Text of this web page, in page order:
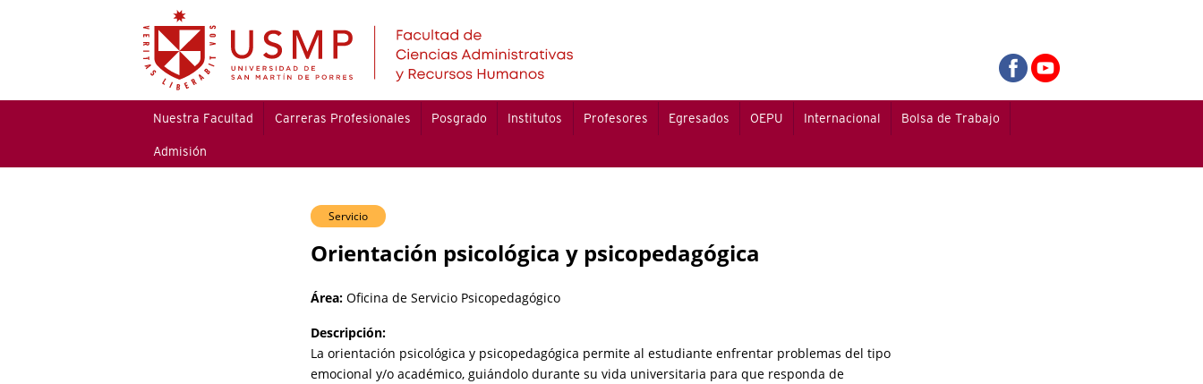
Nuestra Facultad Carreras Profesionales Posgrado Institutos Profesores Egresados OEPU Internacional Bolsa de Trabajo
Admisión
Servicio
Orientación psicológica y psicopedagógica
Área: Oficina de Servicio Psicopedagógico
Descripción:
La orientación psicológica y psicopedagógica permite al estudiante enfrentar problemas del tipo
emocional y/o académico, guiándolo durante su vida universitaria para que responda de